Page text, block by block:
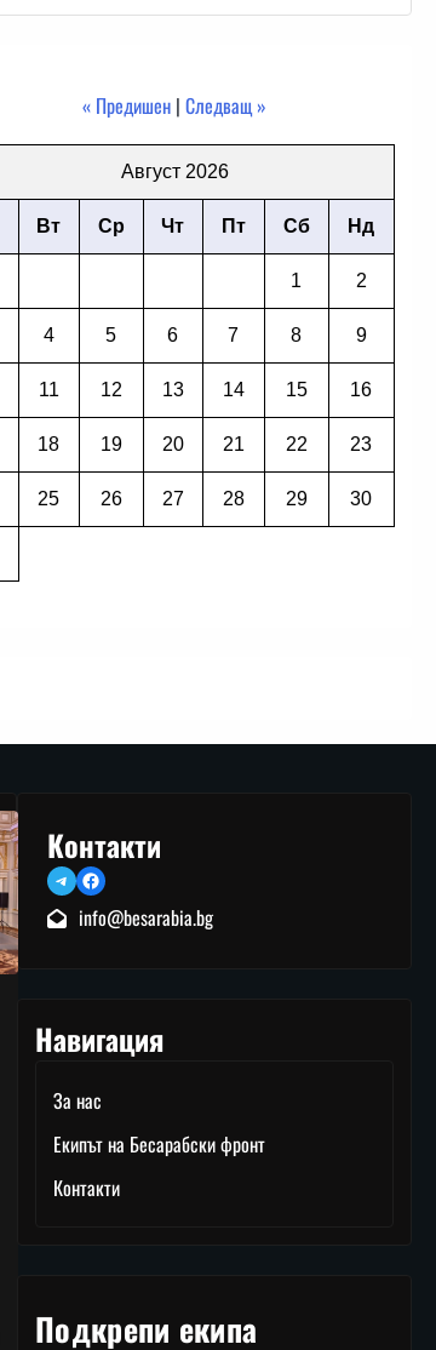
« Предишен |Следващ »
Август 2026
Вт Ср Чт Пт Сб Нд
1 2
4 5 6 7 8 9
11 12 13 14 15 16
18 19 20 21 22 23
25 26 27 28 29 30
Контакти
TelegramFacebook
info@besarabia.bg
Навигация
За нас
Екипът на Бесарабски фронт
Контакти
Подкрепи екипа